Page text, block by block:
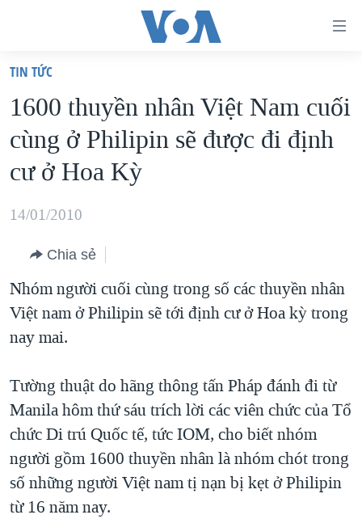
truy
cập
Tới
nội
chính
hướng
chính
Đi
"Tìm"
VIỆT NAM
HOA KỲ
BIỂN ĐÔNG
THẾ GIỚI
DIỄN ĐÀN
MỤC
TỰ DO BÁO CHÍ
NGƯỜI VIỆT HẢI NGOẠI
ĐỜI SỐNG
KINH TẾ
KHOA HỌC
SỨC KHOẺ
CHUYÊN ĐỀ
HÀNH TRÌNH BẦU CỬ 2024
MỘT NĂM CHIẾN TRANH TẠI DẢI GAZA
GIẢI MÃ VÀNH ĐAI & CON ĐƯỜNG
NGÀY TỊ NẠN THẾ GIỚI
TRỊNH VĨNH BÌNH - NGƯỜI HẠ 'BÊN THẮNG CUỘC'
HỌC TIẾNG ANH
VIDEO
NGHE
MẠNG XÃ HỘI
TIN TỨC
1600 thuyền nhân Việt Nam cuối
cùng ở Philipin sẽ được đi định
cư ở Hoa Kỳ
14/01/2010
Chia sẻ
Nhóm người cuối cùng trong số các thuyền nhân
Việt nam ở Philipin sẽ tới định cư ở Hoa kỳ trong
nay mai.
Tường thuật do hãng thông tấn Pháp đánh đi từ
Manila hôm thứ sáu trích lời các viên chức của Tổ
chức Di trú Quốc tế, tức IOM, cho biết nhóm
người gồm 1600 thuyền nhân là nhóm chót trong
số những người Việt nam tị nạn bị kẹt ở Philipin
từ 16 năm nay.